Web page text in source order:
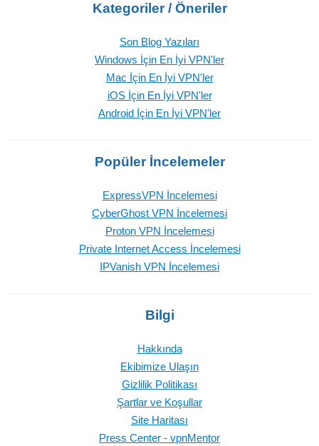
Kategoriler / Öneriler
Son Blog Yazıları
Windows İçin En İyi VPN'ler
Mac İçin En İyi VPN'ler
iOS İçin En İyi VPN'ler
Android İçin En İyi VPN'ler
Popüler İncelemeler
ExpressVPN İncelemesi
CyberGhost VPN İncelemesi
Proton VPN İncelemesi
Private Internet Access İncelemesi
IPVanish VPN İncelemesi
Bilgi
Hakkında
Ekibimize Ulaşın
Gizlilik Politikası
Şartlar ve Koşullar
Site Haritası
Press Center - vpnMentor